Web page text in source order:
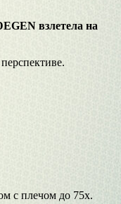
взлетела на
с плечом до 75x.